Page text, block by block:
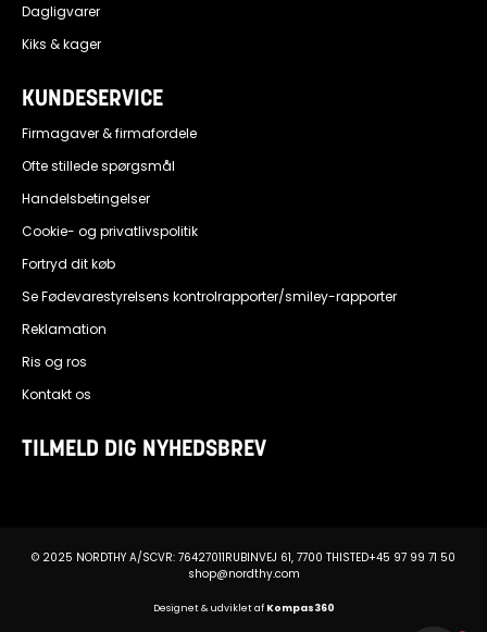
Dagligvarer
Kiks & kager
KUNDESERVICE
Firmagaver & firmafordele
Ofte stillede spørgsmål
Handelsbetingelser
Cookie- og privatlivspolitik
Fortryd dit køb
Se Fødevarestyrelsens kontrolrapporter/smiley-rapporter
Reklamation
Ris og ros
Kontakt os
TILMELD DIG NYHEDSBREV
© 2025 NORDTHY A/SCVR: 76427011RUBINVEJ 61, 7700 THISTED+45 97 99 71 50
shop@nordthy.com
Designet & udviklet af Kompas360